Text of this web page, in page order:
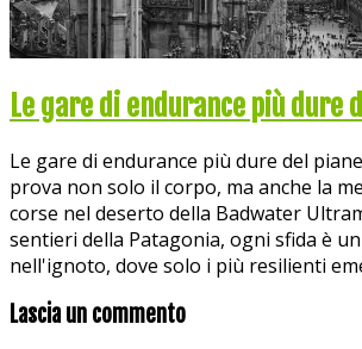
Le gare di endurance più dure
Le gare di endurance più dure del
prova non solo il corpo, ma anche la
corse nel deserto della Badwater
sentieri della Patagonia, ogni sfida è
nell'ignoto, dove solo i più resilienti
Lascia un commento